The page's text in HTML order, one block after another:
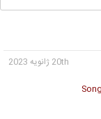
20th ژانویه 2023